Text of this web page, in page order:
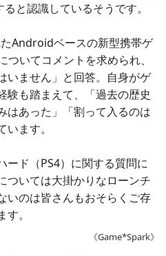
と認識しているそうです。
Androidベースの新型携帯ゲ
いてコメントを求められ、
いません」と回答。自身がゲ
験も踏まえて、「過去の歴史
はあった」「割って入るのは
ます。
ード（PS4）に関する質問に
ついては大掛かりなローンチ
いのは皆さんもおそらくご存
。
《Game*Spark》